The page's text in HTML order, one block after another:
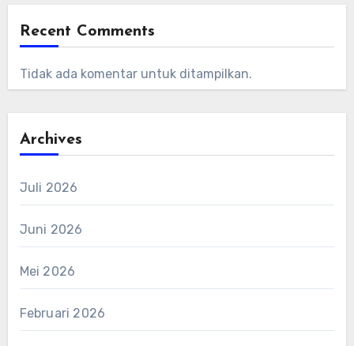
Recent Comments
Tidak ada komentar untuk ditampilkan.
Archives
Juli 2026
Juni 2026
Mei 2026
Februari 2026